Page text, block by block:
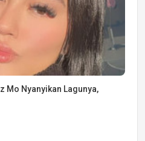
Mo Nyanyikan Lagunya,